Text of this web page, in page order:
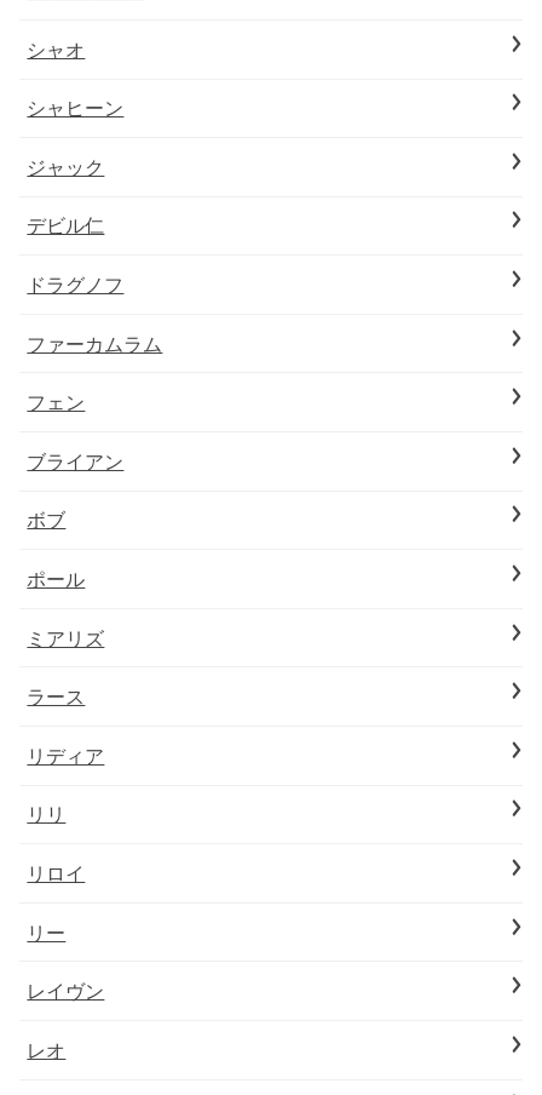
シャオ
シャヒーン
ジャック
デビル仁
ドラグノフ
ファーカムラム
フェン
ブライアン
ボブ
ポール
ミアリズ
ラース
リディア
リリ
リロイ
リー
レイヴン
レオ